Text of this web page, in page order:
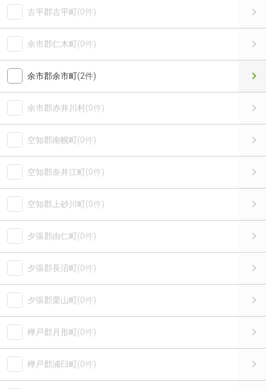
古平郡古平町(0件)
余市郡仁木町(0件)
余市郡余市町(2件)
余市郡赤井川村(0件)
空知郡南幌町(0件)
空知郡奈井江町(0件)
空知郡上砂川町(0件)
夕張郡由仁町(0件)
夕張郡長沼町(0件)
夕張郡栗山町(0件)
樺戸郡月形町(0件)
樺戸郡浦臼町(0件)